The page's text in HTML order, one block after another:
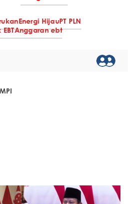
Energi HijauPT PLN
Anggaran ebt